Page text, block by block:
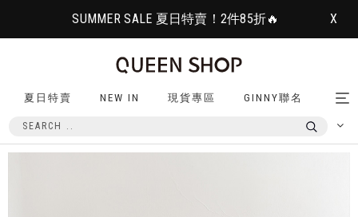
SUMMER SALE 夏日特賣！2件85折🔥 X
夏日特賣 NEW IN 現貨專區 GINNY聯名